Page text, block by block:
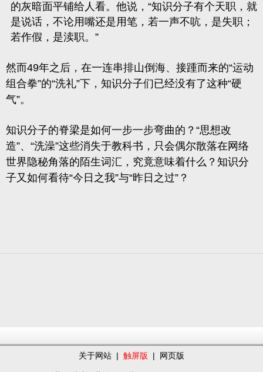
的灰暗面平铺给人看。他说，“知识分子有个天职，就
是说话，不论用嘴还是用笔，若一声不吭，是失职；
若作假，是渎职。”
然而49年之后，在一连串排山倒海、接踵而来的“运动
组合拳”的“洗礼”下，知识分子们已经没有了这种“硬
气”。
知识分子的脊梁是如何一步一步弯曲的？“思想改
造”、“洗澡”这些消失于教科书，只会偶尔散落在网络
世界隐秘角落的陌生词汇，究竟意味着什么？知识分
子又如何看待“今日之我”与“昨日之过”？
关于网站 | 触屏版 | 网页版